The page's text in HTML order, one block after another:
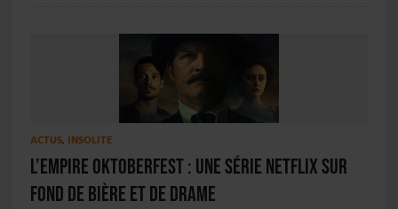
ACTUS, INSOLITE
L’empire Oktoberfest : une série Netflix sur
fond de bière et de drame